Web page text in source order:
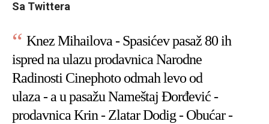
Sa Twittera
Knez Mihailova - Spasićev pasaž 80 ih
ispred na ulazu prodavnica Narodne
Radinosti Cinephoto odmah levo od
ulaza - a u pasažu Nameštaj Đorđević -
prodavnica Krin - Zlatar Dodig - Obućar -